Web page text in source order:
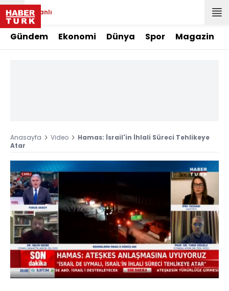
Canlı
Gündem Ekonomi Dünya Spor Magazin
Anasayfa Video
Hamas: İsrail'in İhlali Süreci Tehlikeye
Atar
Sesi
Aç
Yüklendi:
7.90%
Oynatma
Hızı